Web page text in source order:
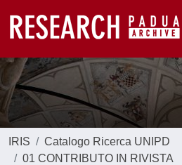
IRIS
Catalogo Ricerca UNIPD
01 CONTRIBUTO IN RIVISTA